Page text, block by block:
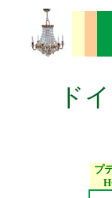
ド
プ